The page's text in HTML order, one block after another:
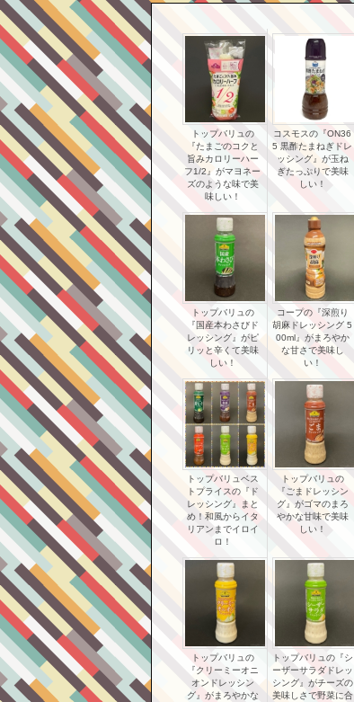
トップバリュの
『たまごのコクと
旨みカロリーハー
フ1/2』がマヨネー
ズのような味で美
味しい！
コスモスの『ON36
5 黒酢たまねぎドレ
ッシング』が玉ね
ぎたっぷりで美味
しい！
トップバリュの
『国産本わさびド
レッシング』がピ
リッと辛くて美味
しい！
コープの『深煎り
胡麻ドレッシング 5
00ml』がまろやか
な甘さで美味し
い！
トップバリュベス
トプライスの『ド
レッシング』まと
め！和風からイタ
リアンまでイロイ
ロ！
トップバリュの
『ごまドレッシン
グ』がゴマのまろ
やかな甘味で美味
しい！
トップバリュの
『クリーミーオニ
オンドレッシン
グ』がまろやかな
トップバリュの『シ
ーザーサラダドレッ
シング』がチーズの
美味しさで野菜に合